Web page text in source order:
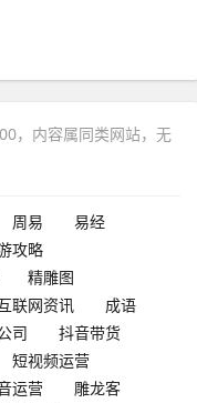
，内容属同类网站，无
周易
易经
攻略
精雕图
联网资讯
成语
司
抖音带货
短视频运营
运营
雕龙客